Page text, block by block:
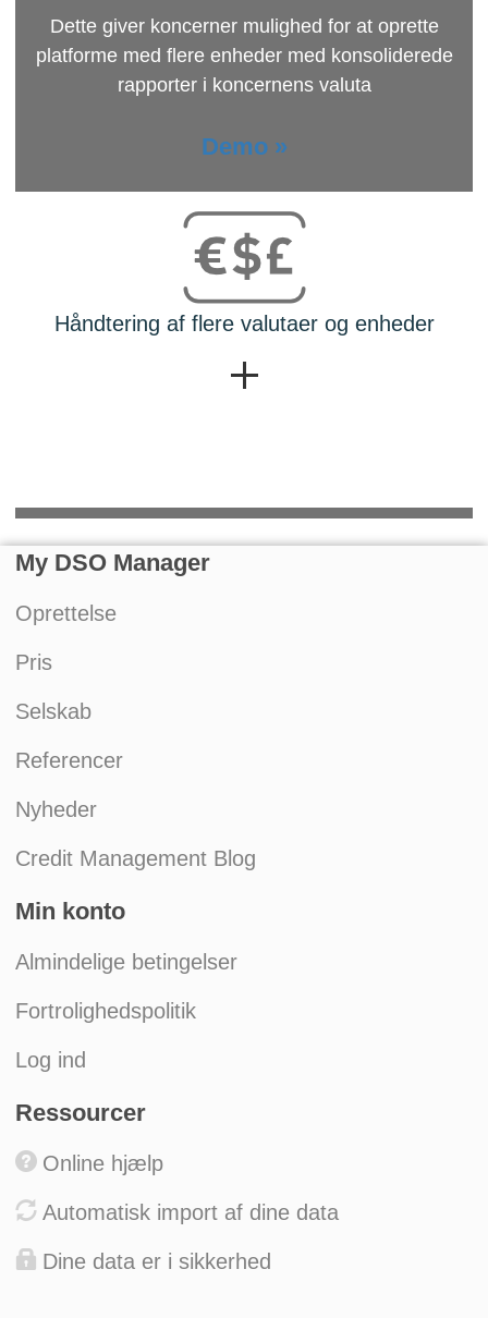
Dette giver koncerner mulighed for at oprette
platforme med flere enheder med konsoliderede
rapporter i koncernens valuta
Demo »
Håndtering af flere valutaer og enheder
My DSO Manager
Oprettelse
Pris
Selskab
Referencer
Nyheder
Credit Management Blog
Min konto
Almindelige betingelser
Fortrolighedspolitik
Log ind
Ressourcer
Online hjælp
Automatisk import af dine data
Dine data er i sikkerhed